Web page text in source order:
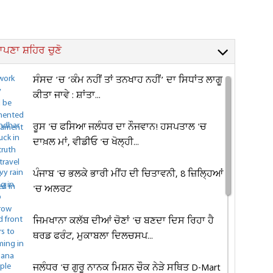
ਸ਼ਹਿਰ ਚੁਣੋ
ਸੰਸਦ ’ਚ ‘ਕੰਮ ਨਹੀਂ ਤਾਂ ਤਨਖਾਹ ਨਹੀਂ’ ਦਾ ਸਿਧਾਂਤ ਲਾਗੂ
ਕੀਤਾ ਜਾਵੇ : ਸ਼ਾਂਤਾ...
ਰੂਸ 'ਚ ਫਸਿਆ ਜਲੰਧਰ ਦਾ ਨੌਜਵਾਨ! ਹਸਪਤਾਲ 'ਚ
ਦਾਖ਼ਲ ਮਾਂ, ਵੀਡੀਓ 'ਚ ਖੋਲ੍ਹੀ...
ਪੰਜਾਬ 'ਚ ਭਲਕੇ ਭਾਰੀ ਮੀਂਹ ਦੀ ਚਿਤਾਵਨੀ, 8 ਜ਼ਿਲ੍ਹਿਆਂ
'ਚ ਅਲਰਟ
ਜਿਮਖਾਨਾ ਕਲੱਬ ਦੀਆਂ ਚੋਣਾਂ 'ਚ ਬਣਦਾ ਦਿਸ ਰਿਹਾ ਹੈ
ਥਰਡ ਫਰੰਟ, ਮੁਕਾਬਲਾ ਦਿਲਚਸਪ...
ਜਲੰਧਰ 'ਚ ਗੁਰੂ ਨਾਨਕ ਮਿਸ਼ਨ ਚੌਕ ਨੇੜੇ ਸਥਿਤ D-Mart